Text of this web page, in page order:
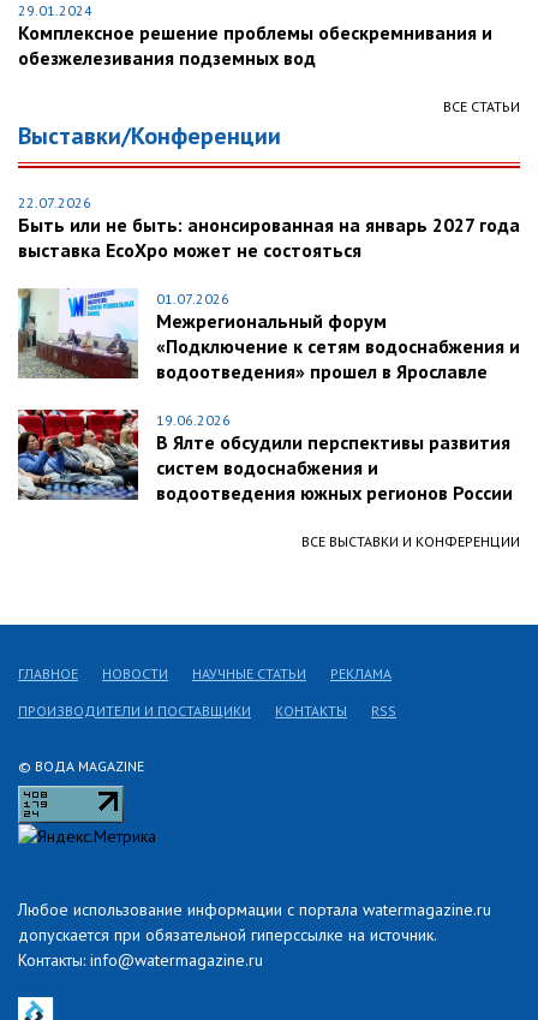
29.01.2024
Комплексное решение проблемы обескремнивания и
обезжелезивания подземных вод
ВСЕ СТАТЬИ
Выставки/Конференции
22.07.2026
Быть или не быть: анонсированная на январь 2027 года
выставка EcoXpo может не состояться
01.07.2026
Межрегиональный форум
«Подключение к сетям водоснабжения и
водоотведения» прошел в Ярославле
19.06.2026
В Ялте обсудили перспективы развития
систем водоснабжения и
водоотведения южных регионов России
ВСЕ ВЫСТАВКИ И КОНФЕРЕНЦИИ
© ВОДА MAGAZINE
Любое использование информации с портала watermagazine.ru
допускается при обязательной гиперссылке на источник.
Контакты: info@watermagazine.ru
ГЛАВНОЕ НОВОСТИ НАУЧНЫЕ СТАТЬИ РЕКЛАМА
ПРОИЗВОДИТЕЛИ И ПОСТАВЩИКИ КОНТАКТЫ RSS